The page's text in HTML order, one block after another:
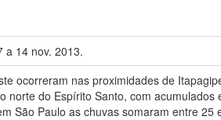
a 14 nov. 2013.
ocorreram nas proximidades de
do Espírito Santo, com acumulados
São Paulo as chuvas somaram entre 25